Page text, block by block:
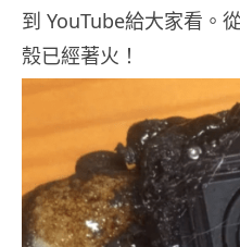
到 YouTube給大家看。
殼已經著火！